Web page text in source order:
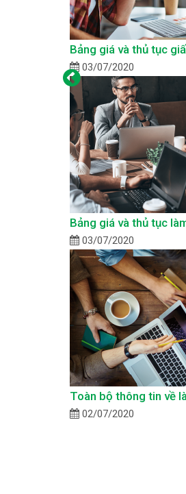
Bảng giá và thủ tục
03/07/2020
Bảng giá và thủ tục
03/07/2020
Toàn bộ thông tin về
02/07/2020